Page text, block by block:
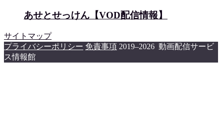
あせとせっけん【VOD配信情報】
サイトマップ
プライバシーポリシー 免責事項 2019–2026 動画配信サービ
ス情報館